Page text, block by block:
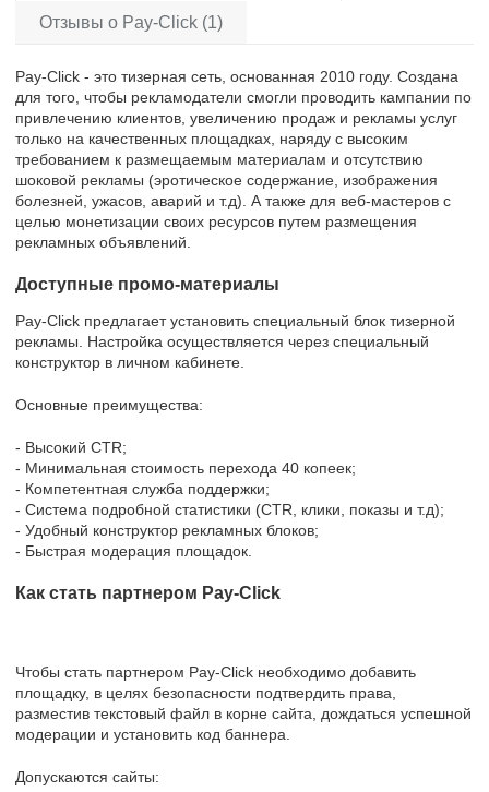
Отзывы о Pay-Click (1)
Pay-Click - это тизерная сеть, основанная 2010 году. Создана
для того, чтобы рекламодатели смогли проводить кампании по
привлечению клиентов, увеличению продаж и рекламы услуг
только на качественных площадках, наряду с высоким
требованием к размещаемым материалам и отсутствию
шоковой рекламы (эротическое содержание, изображения
болезней, ужасов, аварий и т.д). А также для веб-мастеров с
целью монетизации своих ресурсов путем размещения
рекламных объявлений.
Доступные промо-материалы
Pay-Click предлагает установить специальный блок тизерной
рекламы. Настройка осуществляется через специальный
конструктор в личном кабинете.
Основные преимущества:
- Высокий CTR;
- Минимальная стоимость перехода 40 копеек;
- Компетентная служба поддержки;
- Система подробной статистики (CTR, клики, показы и т.д);
- Удобный конструктор рекламных блоков;
- Быстрая модерация площадок.
Как стать партнером Pay-Click
Чтобы стать партнером Pay-Click необходимо добавить
площадку, в целях безопасности подтвердить права,
разместив текстовый файл в корне сайта, дождаться успешной
модерации и установить код баннера.
Допускаются сайты: